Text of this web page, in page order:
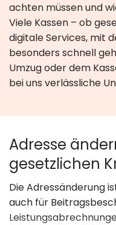
achten müssen und
Viele Kassen – ob
digitale Services, mit
besonders schnell
Umzug oder dem
bei uns verlässliche
Adresse
gesetzlichen
Die Adressänderung
auch für